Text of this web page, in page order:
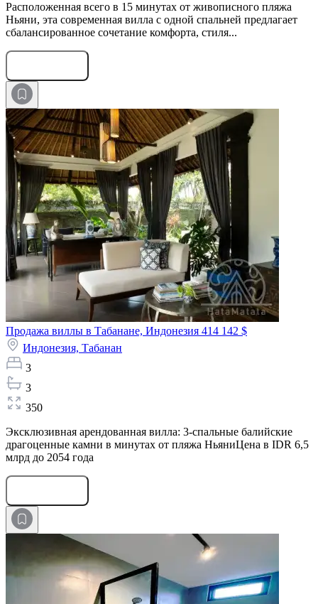
Расположенная всего в 15 минутах от живописного пляжа
Ньяни, эта современная вилла с одной спальней предлагает
сбалансированное сочетание комфорта, стиля...
Продажа виллы в Табанане, Индонезия 414 142 $
Индонезия, Табанан
3
3
350
Эксклюзивная арендованная вилла: 3-спальные балийские
драгоценные камни в минутах от пляжа НьяниЦена в IDR 6,5
млрд до 2054 года